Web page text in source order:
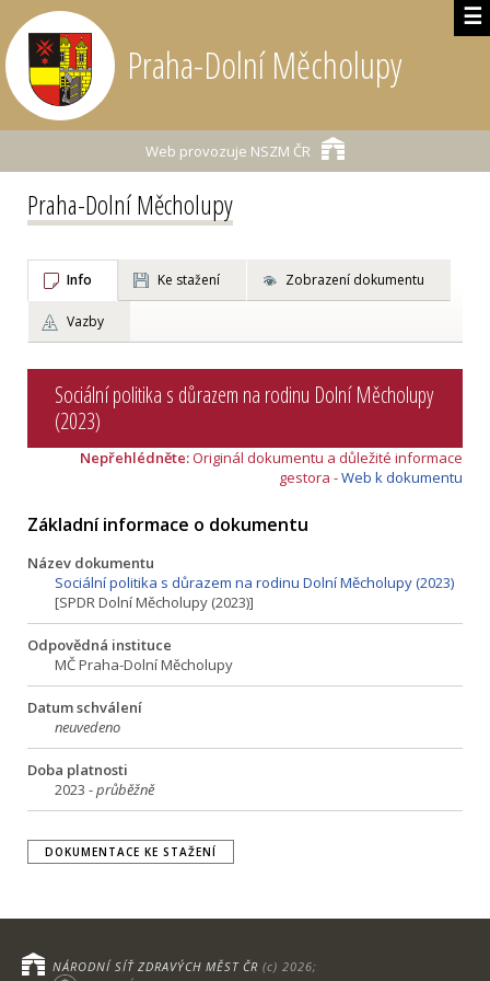
☰
Praha-Dolní Měcholupy
Web provozuje NSZM ČR
Praha-Dolní Měcholupy
Info Ke stažení Zobrazení dokumentu
Vazby
Sociální politika s důrazem na rodinu Dolní Měcholupy
(2023)
Nepřehlédněte:Originál dokumentu a důležité informace
gestora -Web k dokumentu
Základní informace o dokumentu
Název dokumentu
Sociální politika s důrazem na rodinu Dolní Měcholupy (2023)
[SPDR Dolní Měcholupy (2023)]
Odpovědná instituce
MČ Praha-Dolní Měcholupy
Datum schválení
neuvedeno
Doba platnosti
2023 -průběžně
DOKUMENTACE KE STAŽENÍ
NÁRODNÍ SÍŤ ZDRAVÝCH MĚST ČR (c) 2026;